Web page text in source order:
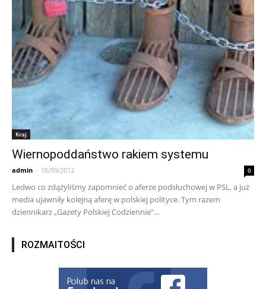
Kraj
Wiernopoddaństwo rakiem systemu
admin - 16/09/2012 0
Ledwo co zdążyliśmy zapomnieć o aferze podsłuchowej w PSL, a już
media ujawniły kolejną aferę w polskiej polityce. Tym razem
dziennikarz „Gazety Polskiej Codziennie”...
ROZMAITOŚCI